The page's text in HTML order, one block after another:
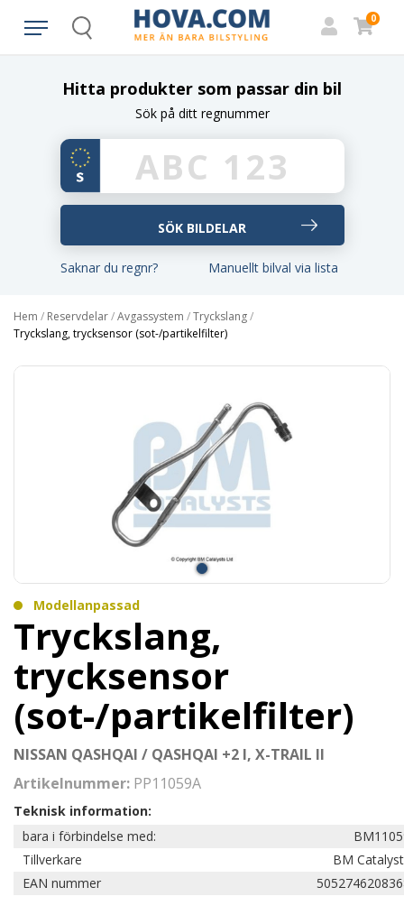
Search
0
Hitta produkter som passar din bil
Sök på ditt regnummer
Saknar du regnr? Manuellt bilval via lista
Hem / Reservdelar/Avgassystem /Tryckslang/
Tryckslang, trycksensor (sot-/partikelfilter)
Modellanpassad
Tryckslang,
trycksensor
(sot-/partikelfilter)
NISSAN QASHQAI / QASHQAI +2 I, X-TRAIL II
Artikelnummer: PP11059A
Teknisk information:
bara i förbindelse med:
Tillverkare
BM
EAN nummer